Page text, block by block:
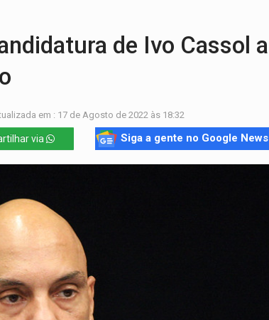
de Ivo Cassol a
em : 17 de Agosto de 2022 às 18:32
via Siga a gente no Google News